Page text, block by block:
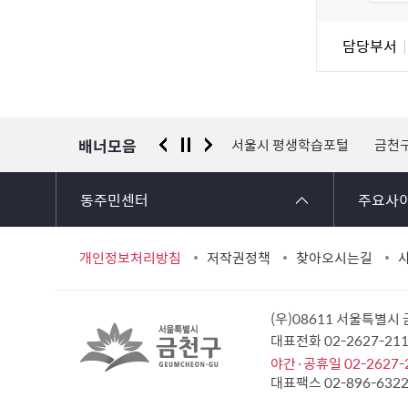
담당부서
배너모음
경찰청 유실물 통합포털 서울시 평생학습포털 금천
동주민센터 주요사
개인정보처리방침 저작권정책 찾아오시는길
(우)08611 서울특별시
대표전화 02-2627-
야간·공휴일 02-
대표팩스 02-896-6322